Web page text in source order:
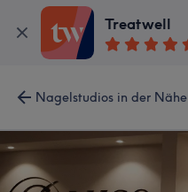
Treatwell
Nagelstudios in der Nähe